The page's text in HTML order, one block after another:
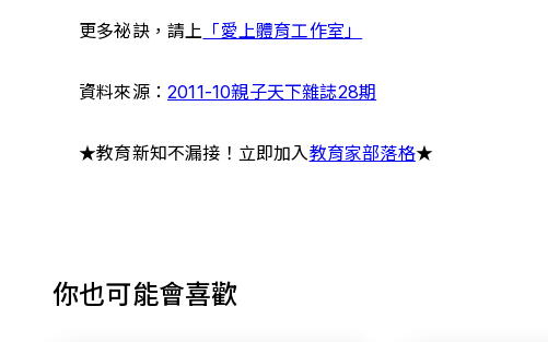
更多祕訣，請上 「愛上體育工作室」
資料來源： 2011-10親子天下雜誌28期
★教育新知不漏接！立即加入教育家部落格★
你也可能會喜歡